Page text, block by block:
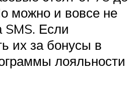
можно и вовсе не
SMS. Если
их за бонусы в
лояльности